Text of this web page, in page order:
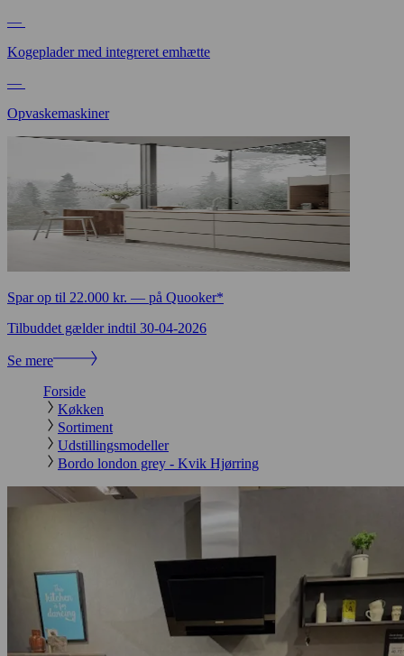
—
Kogeplader med integreret emhætte
—
Opvaskemaskiner
Spar op til 22.000 kr. — på Quooker*
Tilbuddet gælder indtil 30-04-2026
Se mere
Forside
Køkken
Sortiment
Udstillingsmodeller
Bordo london grey - Kvik Hjørring